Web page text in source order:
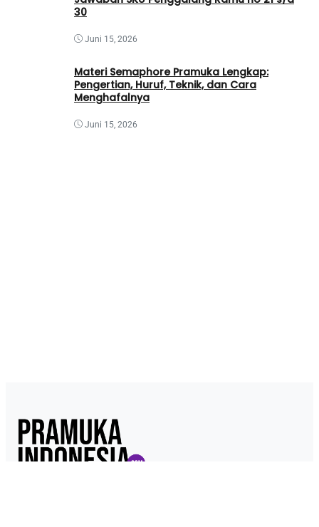
30
Juni 15, 2026
Materi Semaphore Pramuka Lengkap:
Pengertian, Huruf, Teknik, dan Cara
Menghafalnya
Juni 15, 2026